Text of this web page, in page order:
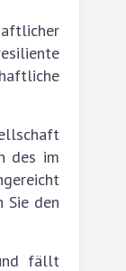
des im
Sie den
fällt